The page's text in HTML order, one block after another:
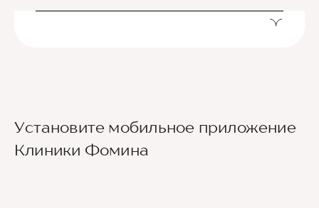
Установите мобильное приложение
Клиники Фомина